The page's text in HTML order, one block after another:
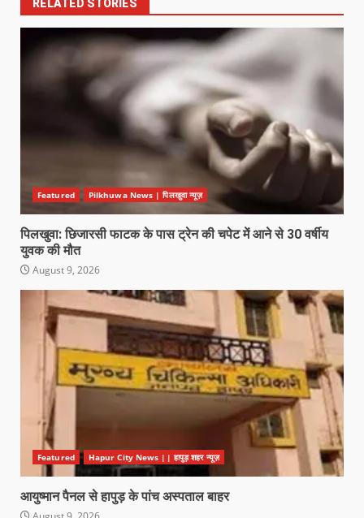
RELATED STORIES
Featured Pilkhuwa News | पिलखुवा न्यूज़
पिलखुवा: छिजारसी फाटक के पास ट्रेन की चपेट में आने से 30 वर्षीय
युवक की मौत
August 9, 2026
Featured Hapur City News || हापुड़ शहर न्यूज़
आयुष्मान पैनल से हापुड़ के पांच अस्पताल बाहर